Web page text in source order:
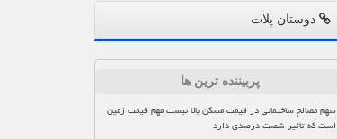
دوستان پلات
پربیننده ترین ها
سهم مصالح ساختمانی در قیمت مسکن بالا نیست مهم قیمت زمین
است که تاثیر شصت درصدی دارد